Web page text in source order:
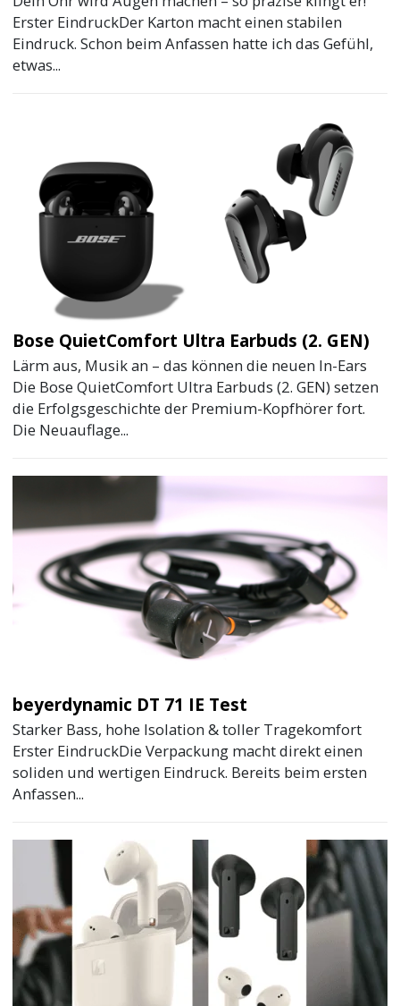
Erster EindruckDer Karton macht einen stabilen
Eindruck. Schon beim Anfassen hatte ich das Gefühl,
etwas...
Bose QuietComfort Ultra Earbuds (2. GEN)
Lärm aus, Musik an – das können die neuen In-Ears
Die Bose QuietComfort Ultra Earbuds (2. GEN) setzen
die Erfolgsgeschichte der Premium-Kopfhörer fort.
Die Neuauflage...
beyerdynamic DT 71 IE Test
Starker Bass, hohe Isolation & toller Tragekomfort
Erster EindruckDie Verpackung macht direkt einen
soliden und wertigen Eindruck. Bereits beim ersten
Anfassen...